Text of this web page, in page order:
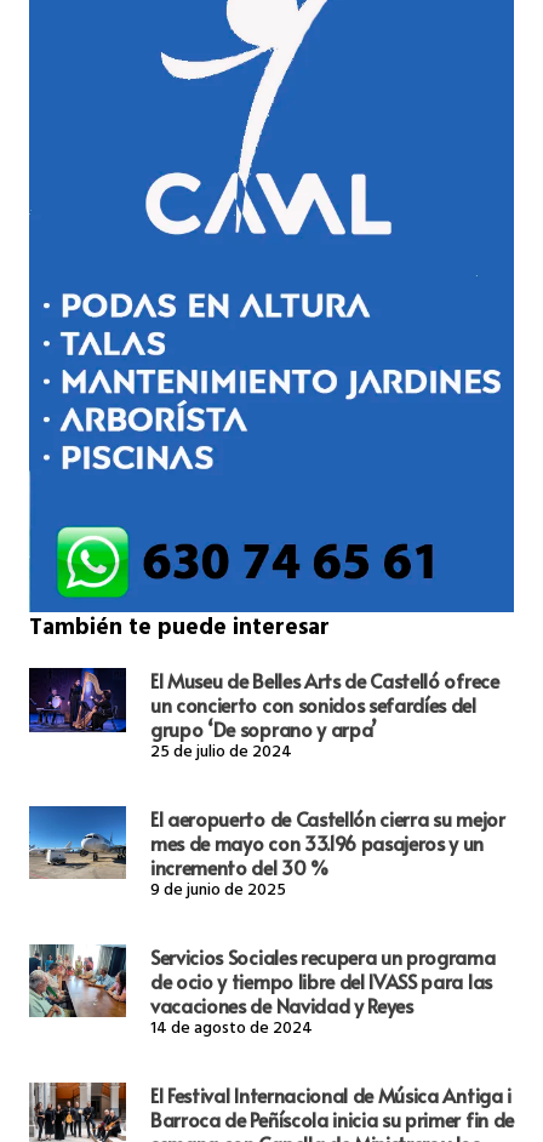
También te puede interesar
El Museu de Belles Arts de Castelló ofrece
un concierto con sonidos sefardíes del
grupo ‘De soprano y arpa’
25 de julio de 2024
El aeropuerto de Castellón cierra su mejor
mes de mayo con 33.196 pasajeros y un
incremento del 30 %
9 de junio de 2025
Servicios Sociales recupera un programa
de ocio y tiempo libre del IVASS para las
vacaciones de Navidad y Reyes
14 de agosto de 2024
El Festival Internacional de Música Antiga i
Barroca de Peñíscola inicia su primer fin de